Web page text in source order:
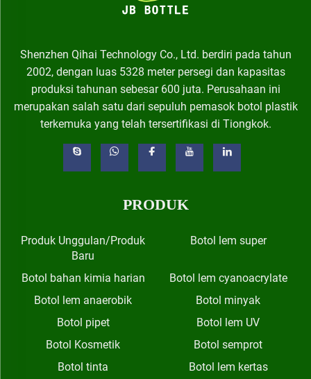
Shenzhen Qihai Technology Co., Ltd. berdiri pada tahun
2002, dengan luas 5328 meter persegi dan kapasitas
produksi tahunan sebesar 600 juta. Perusahaan ini
merupakan salah satu dari sepuluh pemasok botol plastik
terkemuka yang telah tersertifikasi di Tiongkok.
PRODUK
Produk Unggulan/Produk
Baru
Botol lem super
Botol bahan kimia harian
Botol lem cyanoacrylate
Botol lem anaerobik
Botol minyak
Botol pipet
Botol lem UV
Botol Kosmetik
Botol semprot
Botol tinta
Botol lem kertas